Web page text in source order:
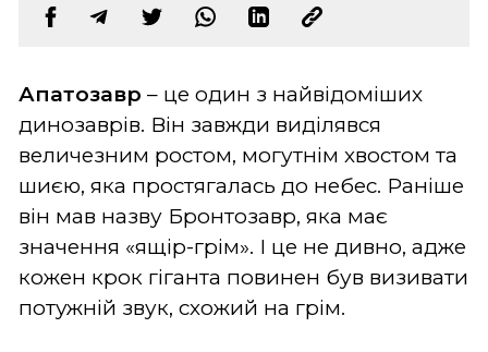
Апатозавр – це один з найвідоміших
динозаврів. Він завжди виділявся
величезним ростом, могутнім хвостом та
шиєю, яка простягалась до небес. Раніше
він мав назву Бронтозавр, яка має
значення «ящір-грім». І це не дивно, адже
кожен крок гіганта повинен був визивати
потужній звук, схожий на грім.